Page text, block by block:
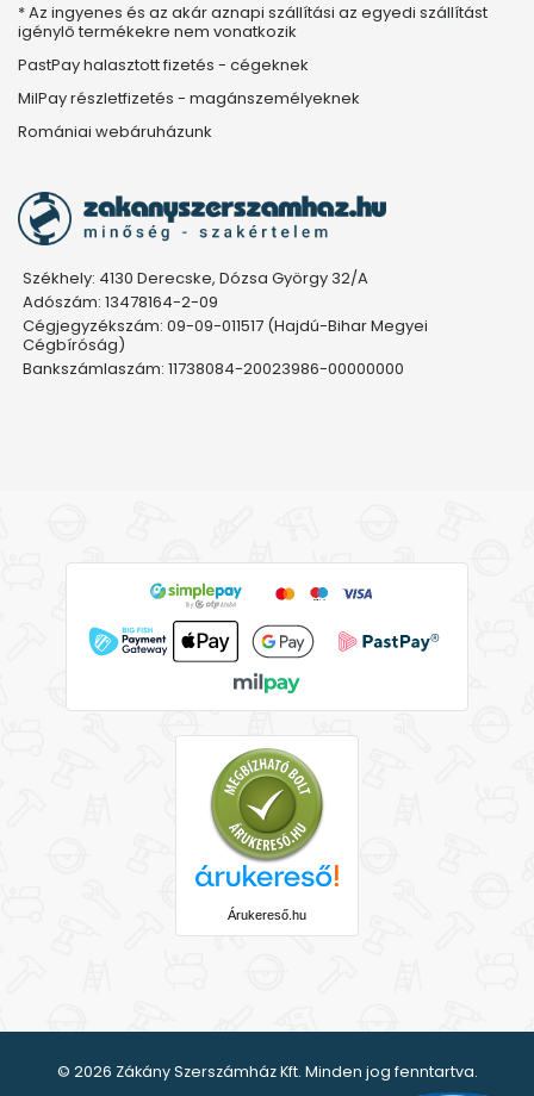
* Az ingyenes és az akár aznapi szállítási az egyedi szállítást
igénylő termékekre nem vonatkozik
PastPay halasztott fizetés - cégeknek
MilPay részletfizetés - magánszemélyeknek
Romániai webáruházunk
Székhely: 4130 Derecske, Dózsa György 32/A
Adószám: 13478164-2-09
Cégjegyzékszám: 09-09-011517 (Hajdú-Bihar Megyei
Cégbíróság)
Bankszámlaszám: 11738084-20023986-00000000
Árukereső.hu
© 2026 Zákány Szerszámház Kft. Minden jog fenntartva.